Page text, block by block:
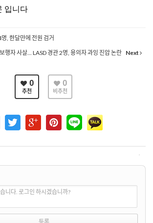
입니다
, 한달만에 전원 검거
행자 사살... LASD 경관 2명, 용의자 과잉 진압 논란 Next
0
추천
0
비추천
니다. 로그인 하시겠습니까?